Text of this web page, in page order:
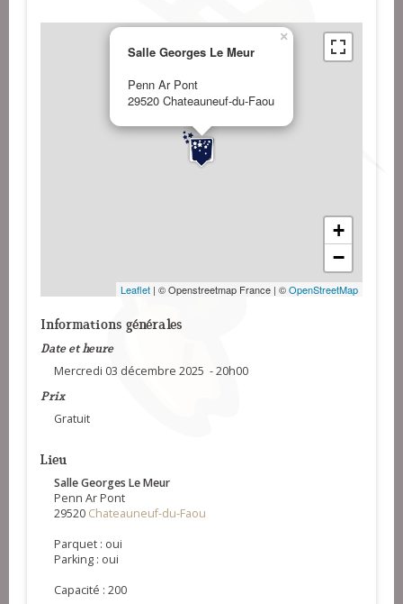
Salle Georges Le Meur
Penn Ar Pont
29520 Chateauneuf-du-Faou
×
+
−
Leaflet | © Openstreetmap France | ©OpenStreetMap
Informations générales
Date et heure
Mercredi 03 décembre 2025 - 20h00
Prix
Gratuit
Lieu
Salle Georges Le Meur
Penn Ar Pont
29520 Chateauneuf-du-Faou
Parquet : oui
Parking : oui
Capacité : 200